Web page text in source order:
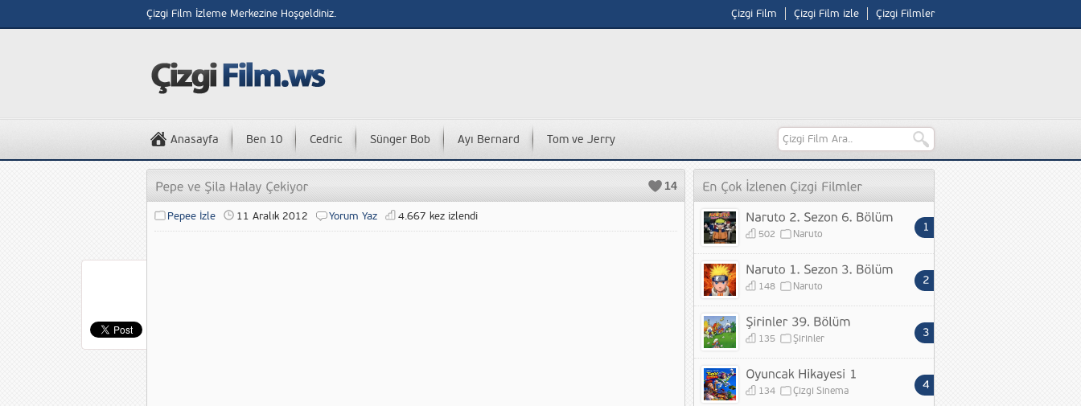
Çizgi Film İzleme Merkezine Hoşgeldiniz. Çizgi Film Çizgi Film izle Çizgi Filmler
Anasayfa Ben 10 Cedric Sünger Bob Ayı Bernard Tom ve Jerry
14
Pepee İzle 11 Aralık 2012 Yorum Yaz 4.667 kez izlendi
502 Naruto
148 Naruto
135 Şirinler
134 Çizgi Sinema